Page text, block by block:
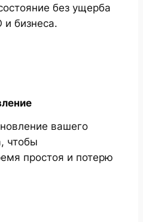
без ущерба
и бизнеса.
вашего
чтобы
простоя и потерю